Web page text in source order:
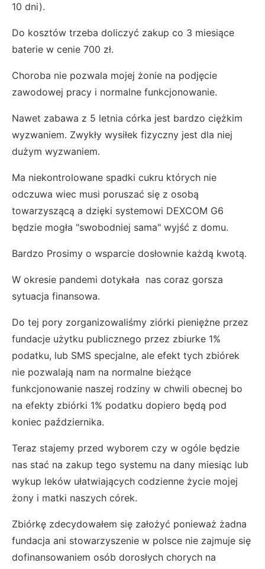
10 dni).
Do kosztów trzeba doliczyć zakup co 3 miesiące
baterie w cenie 700 zł.
Choroba nie pozwala mojej żonie na podjęcie
zawodowej pracy i normalne funkcjonowanie.
Nawet zabawa z 5 letnia córka jest bardzo ciężkim
wyzwaniem. Zwykły wysiłek fizyczny jest dla niej
dużym wyzwaniem.
Ma niekontrolowane spadki cukru których nie
odczuwa wiec musi poruszać się z osobą
towarzyszącą a dzięki systemowi DEXCOM G6
będzie mogła "swobodniej sama" wyjść z domu.
Bardzo Prosimy o wsparcie dosłownie każdą kwotą.
W okresie pandemi dotykała nas coraz gorsza
sytuacja finansowa.
Do tej pory zorganizowaliśmy ziórki pieniężne przez
fundacje użytku publicznego przez zbiurke 1%
podatku, lub SMS specjalne, ale efekt tych zbiórek
nie pozwalają nam na normalne bieżące
funkcjonowanie naszej rodziny w chwili obecnej bo
na efekty zbiórki 1% podatku dopiero będą pod
koniec października.
Teraz stajemy przed wyborem czy w ogóle będzie
nas stać na zakup tego systemu na dany miesiąc lub
wykup leków ułatwiających codzienne życie mojej
żony i matki naszych córek.
Zbiórkę zdecydowałem się założyć ponieważ żadna
fundacja ani stowarzyszenie w polsce nie zajmuje się
dofinansowaniem osób dorosłych chorych na